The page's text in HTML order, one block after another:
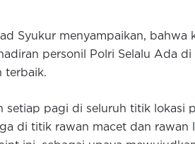
Syukur menyampaikan, bahwa
personil Polri Selalu Ada di
terbaik.
setiap pagi di seluruh titik lokasi
di titik rawan macet dan rawan